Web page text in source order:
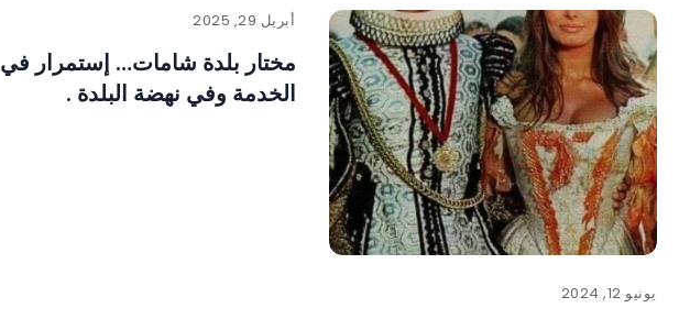
يونيو 12, 2024
أبريل 29, 2025
مختار بلدة شامات… إستمرار في
الخدمة وفي نهضة البلدة .